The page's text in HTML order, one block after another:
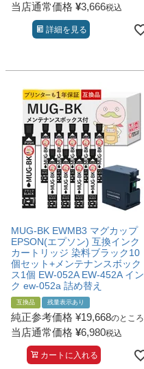
当店通常価格 ¥3,666税込
詳細を見る
MUG-BK EWMB3 マグカップ
EPSON(エプソン) 互換インク
カートリッジ 染料ブラック10
個セット+メンテナンスボック
ス1個 EW-052A EW-452A イン
ク ew-052a 詰め替え
互換品 残量表示あり
純正参考価格 ¥19,668のところ
当店通常価格 ¥6,980税込
カートに入れる